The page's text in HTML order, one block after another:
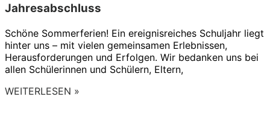
Jahresabschluss
Schöne Sommerferien! Ein ereignisreiches Schuljahr liegt
hinter uns – mit vielen gemeinsamen Erlebnissen,
Herausforderungen und Erfolgen. Wir bedanken uns bei
allen Schülerinnen und Schülern, Eltern,
WEITERLESEN »